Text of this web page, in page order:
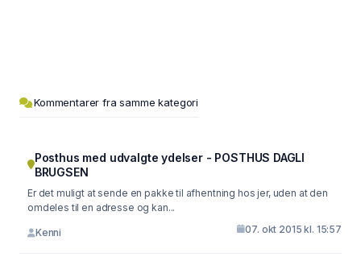
Kommentarer fra samme kategori
Posthus med udvalgte ydelser - POSTHUS DAGLI
BRUGSEN
Er det muligt at sende en pakke til afhentning hos jer, uden at den
omdeles til en adresse og kan...
Kenni 07. okt 2015 kl. 15:57